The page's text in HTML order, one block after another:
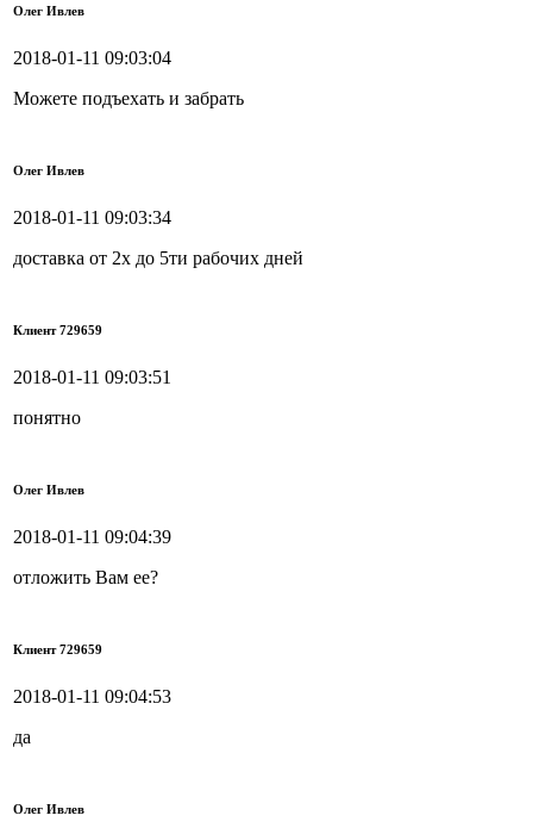
Олег Ивлев
2018-01-11 09:03:04
Можете подъехать и забрать
Олег Ивлев
2018-01-11 09:03:34
доставка от 2х до 5ти рабочих дней
Клиент 729659
2018-01-11 09:03:51
понятно
Олег Ивлев
2018-01-11 09:04:39
отложить Вам ее?
Клиент 729659
2018-01-11 09:04:53
да
Олег Ивлев